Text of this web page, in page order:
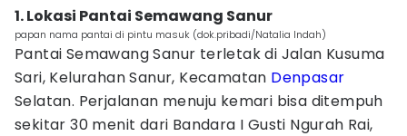
1. Lokasi Pantai Semawang Sanur
papan nama pantai di pintu masuk (dok.pribadi/Natalia Indah)
Pantai Semawang Sanur terletak di Jalan Kusuma
Sari, Kelurahan Sanur, Kecamatan Denpasar
Selatan. Perjalanan menuju kemari bisa ditempuh
sekitar 30 menit dari Bandara I Gusti Ngurah Rai,